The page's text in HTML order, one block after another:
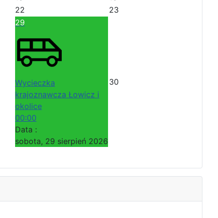
22 23
29
Wycieczka
krajoznawcza Łowicz i
okolice
00:00
Data :
sobota, 29 sierpień 2026
30